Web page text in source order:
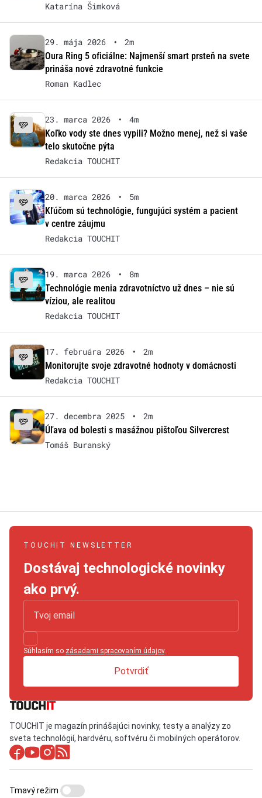
Katarína Šimková
29. mája 2026 •
2m
Oura Ring 5 oficiálne: Najmenší smart prsteň na svete
prináša nové zdravotné funkcie
Roman Kadlec
23. marca 2026 •
4m
Koľko vody ste dnes vypili? Možno menej, než si vaše
telo skutočne pýta
Redakcia TOUCHIT
20. marca 2026 •
5m
Kľúčom sú technológie, fungujúci systém a pacient
v centre záujmu
Redakcia TOUCHIT
19. marca 2026 •
8m
Technológie menia zdravotníctvo už dnes – nie sú
víziou, ale realitou
Redakcia TOUCHIT
17. februára 2026 •
2m
Monitorujte svoje zdravotné hodnoty v domácnosti
Redakcia TOUCHIT
27. decembra 2025 •
2m
Úľava od bolesti s masážnou pištoľou Silvercrest
Tomáš Buranský
TOUCHIT NEWSLETTER
Dostávaj technologické novinky
ako prvý.
Súhlasím so zásadami spracovaním údajov.
Potvrdiť
TOUCHIT je magazín prinášajúci novinky, testy a analýzy zo
sveta technológií, hardvéru, softvéru či mobilných operátorov.
Tmavý režim